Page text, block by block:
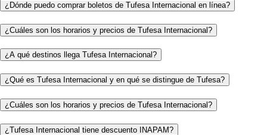
¿Dónde puedo comprar boletos de Tufesa Internacional en línea?
¿Cuáles son los horarios y precios de Tufesa Internacional?
¿A qué destinos llega Tufesa Internacional?
¿Qué es Tufesa Internacional y en qué se distingue de Tufesa?
¿Cuáles son los horarios y precios de Tufesa Internacional?
¿Tufesa Internacional tiene descuento INAPAM?